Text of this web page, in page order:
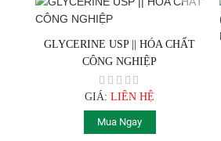
GLYCERINE USP || HÓA CHẤT
CÔNG NGHIỆP
GIÁ:LIÊN HỆ
Mua Ngay